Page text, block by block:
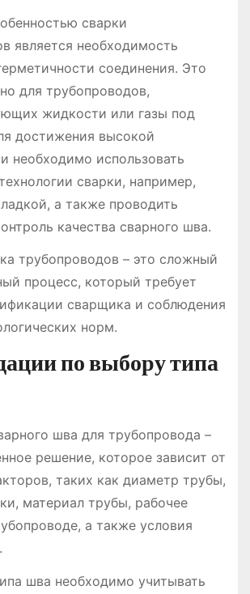
сварки
является необходимость
соединения. Это
для трубопроводов,
жидкости или газы под
достижения высокой
необходимо использовать
сварки, например,
а также проводить
качества сварного шва.
трубопроводов – это сложный
процесс, который требует
сварщика и соблюдения
норм.
по выбору типа
шва для трубопровода –
решение, которое зависит от
таких как диаметр трубы,
материал трубы, рабочее
а также условия
шва необходимо учитывать